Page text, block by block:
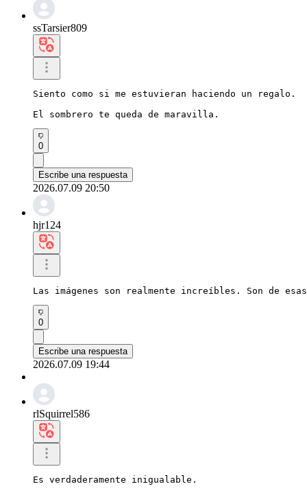
ssTarsier809
Siento como si me estuvieran haciendo un regalo.
El sombrero te queda de maravilla.
0
Escribe una respuesta
2026.07.09 20:50
hjr124
Las imágenes son realmente increíbles. Son de
0
Escribe una respuesta
2026.07.09 19:44
rlSquirrel586
Es verdaderamente inigualable.